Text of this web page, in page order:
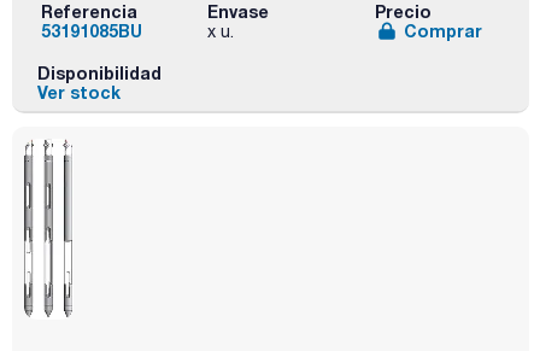
Referencia
53191085BU
Envase
x u.
Precio
Comprar
Disponibilidad
Ver stock